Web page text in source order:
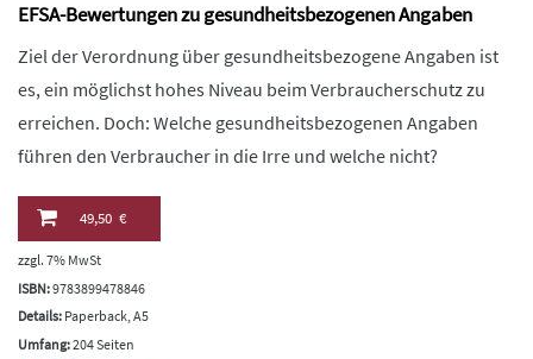
EFSA-Bewertungen zu gesundheitsbezogenen Angaben
Ziel der Verordnung über gesundheitsbezogene Angaben ist
es, ein möglichst hohes Niveau beim Verbraucherschutz zu
erreichen. Doch: Welche gesundheitsbezogenen Angaben
führen den Verbraucher in die Irre und welche nicht?
49,50 €
zzgl. 7% MwSt
ISBN:9783899478846
Details: Paperback, A5
Umfang:204 Seiten